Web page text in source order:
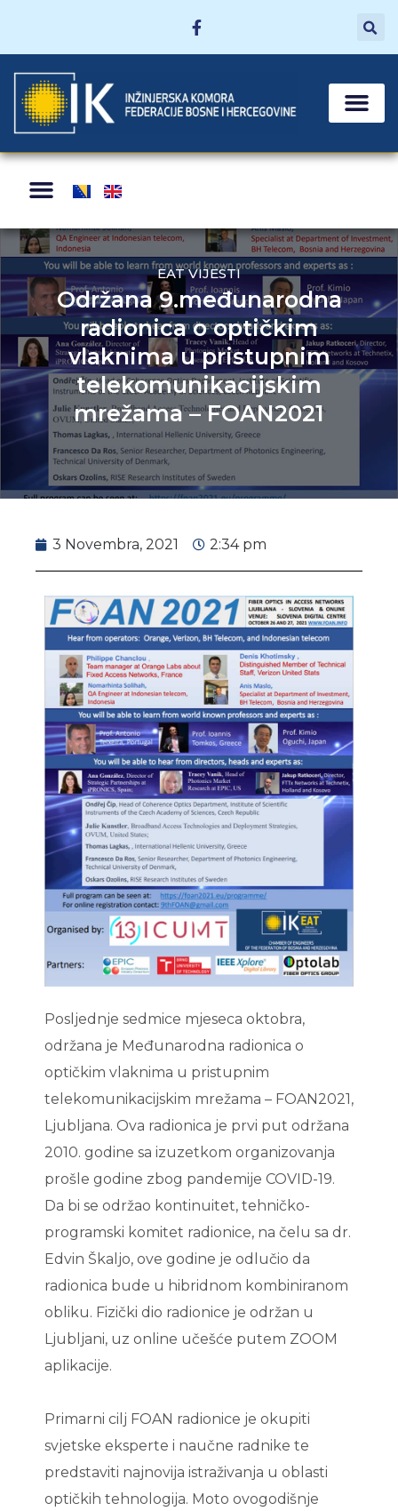
EAT VIJESTI
Održana 9.međunarodna
radionica o optičkim
vlaknima u pristupnim
telekomunikacijskim
mrežama – FOAN2021
3 Novembra, 2021 2:34 pm
Posljednje sedmice mjeseca oktobra,
održana je Međunarodna radionica o
optičkim vlaknima u pristupnim
telekomunikacijskim mrežama – FOAN2021,
Ljubljana. Ova radionica je prvi put održana
2010. godine sa izuzetkom organizovanja
prošle godine zbog pandemije COVID-19.
Da bi se održao kontinuitet, tehničko-
programski komitet radionice, na čelu sa dr.
Edvin Škaljo, ove godine je odlučio da
radionica bude u hibridnom kombiniranom
obliku. Fizički dio radionice je održan u
Ljubljani, uz online učešće putem ZOOM
aplikacije.
Primarni cilj FOAN radionice je okupiti
svjetske eksperte i naučne radnike te
predstaviti najnovija istraživanja u oblasti
optičkih tehnologija. Moto ovogodišnje